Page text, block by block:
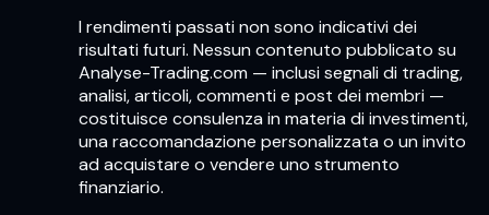
I rendimenti passati non sono indicativi dei
risultati futuri. Nessun contenuto pubblicato su
Analyse-Trading.com — inclusi segnali di trading,
analisi, articoli, commenti e post dei membri —
costituisce consulenza in materia di investimenti,
una raccomandazione personalizzata o un invito
ad acquistare o vendere uno strumento
finanziario.